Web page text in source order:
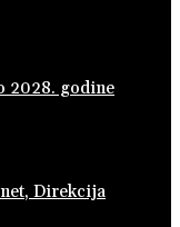
2028. godine
Direkcija